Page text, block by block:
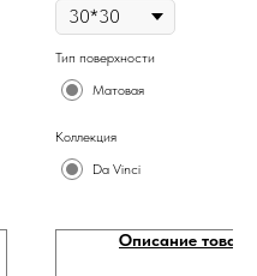
Тип поверхности
Матовая
Коллекция
Da Vinci
Описание товара